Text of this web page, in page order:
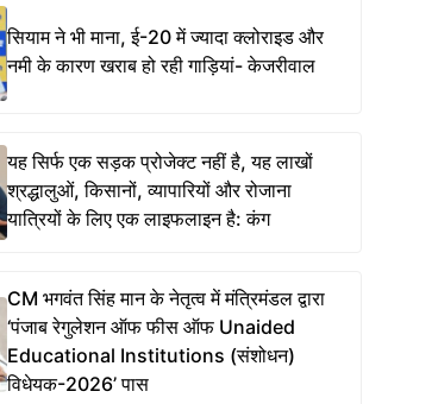
सियाम ने भी माना, ई-20 में ज्यादा क्लोराइड और
नमी के कारण खराब हो रही गाड़ियां- केजरीवाल
यह सिर्फ एक सड़क प्रोजेक्ट नहीं है, यह लाखों
श्रद्धालुओं, किसानों, व्यापारियों और रोजाना
यात्रियों के लिए एक लाइफलाइन है: कंग
CM भगवंत सिंह मान के नेतृत्व में मंत्रिमंडल द्वारा
‘पंजाब रेगुलेशन ऑफ फीस ऑफ Unaided
Educational Institutions (संशोधन)
विधेयक-2026’ पास